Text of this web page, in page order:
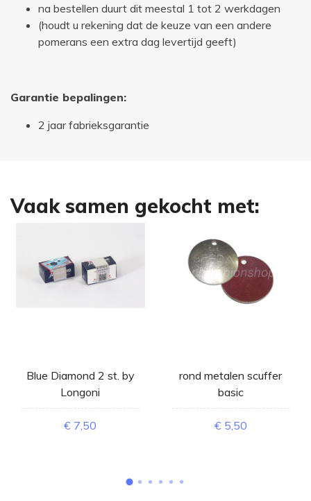
na bestellen duurt dit meestal 1 tot 2 werkdagen
(houdt u rekening dat de keuze van een andere
pomerans een extra dag levertijd geeft)
Garantie bepalingen:
2 jaar fabrieksgarantie
Vaak samen gekocht met:
Blue Diamond 2 st. by
Longoni
€ 7,50
rond metalen scuffer
basic
€ 5,50